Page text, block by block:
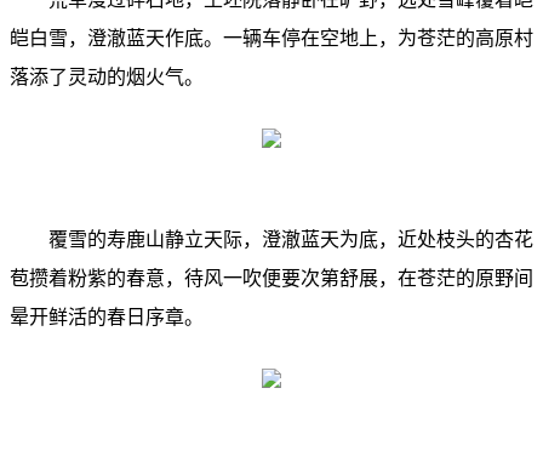
皑白雪，澄澈蓝天作底。一辆车停在空地上，为苍茫的高原村
落添了灵动的烟火气。
覆雪的寿鹿山静立天际，澄澈蓝天为底，近处枝头的杏花
苞攒着粉紫的春意，待风一吹便要次第舒展，在苍茫的原野间
晕开鲜活的春日序章。